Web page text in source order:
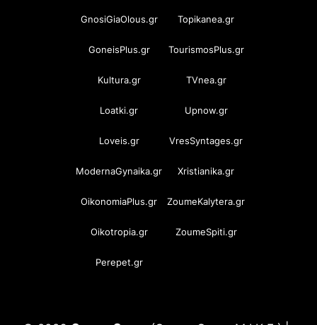
GnosiGiaOlous.gr Topikanea.gr
GoneisPlus.gr TourismosPlus.gr
Kultura.gr TVnea.gr
Loatki.gr Upnow.gr
Loveis.gr VresSyntages.gr
ModernaGynaika.gr Xristianika.gr
OikonomiaPlus.gr ZoumeKalytera.gr
Oikotropia.gr ZoumeSpiti.gr
Perepet.gr